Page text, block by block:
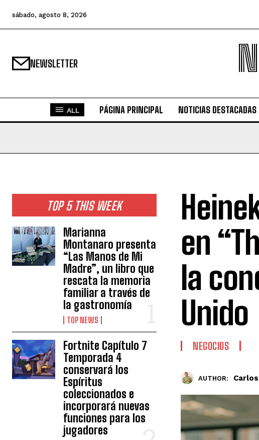
sábado, agosto 8, 2026
NEWSLETTER
ALL PÁGINA PRINCIPAL NOTICIAS DESTACADAS
TOP 5 THIS WEEK
Marianna
Montanaro presenta
“Las Manos de Mi
Madre”, un libro que
rescata la memoria
familiar a través de
la gastronomía
TOP NEWS
Fortnite Capítulo 7
Temporada 4
conservará los
Espíritus
coleccionados e
incorporará nuevas
funciones para los
jugadores
en
la
Unido
NEGOCIOS
AUTHOR: